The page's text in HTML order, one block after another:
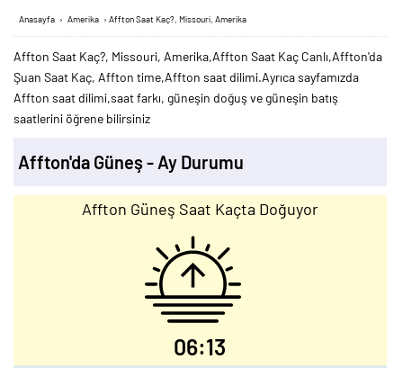
Anasayfa › Amerika › Affton Saat Kaç?, Missouri, Amerika
Affton Saat Kaç?, Missouri, Amerika,Affton Saat Kaç Canlı,Affton'da
Şuan Saat Kaç, Affton time,Affton saat dilimi.Ayrıca sayfamızda
Affton saat dilimi,saat farkı, güneşin doğuş ve güneşin batış
saatlerini öğrene bilirsiniz
Affton'da Güneş - Ay Durumu
Affton Güneş Saat Kaçta Doğuyor
06:13